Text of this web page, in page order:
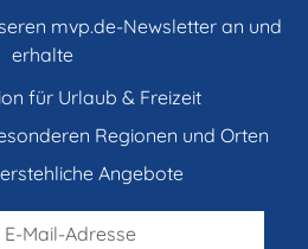
mvp.de-Newsletter an und
erhalte
für Urlaub & Freizeit
Regionen und Orten
Angebote